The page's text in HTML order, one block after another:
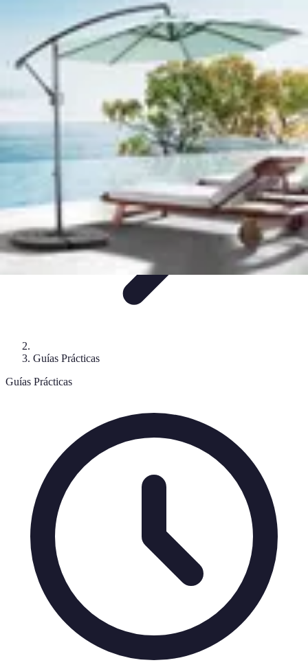
Evaluación y Financiamiento Guía de InstalaciónTutorialesSelección
de Sistemas Solares Beneficios y Ahorro
Soluciones Solares
Guías Prácticas
Guías Prácticas